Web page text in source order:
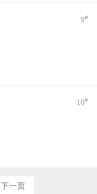
9#
10#
下一页